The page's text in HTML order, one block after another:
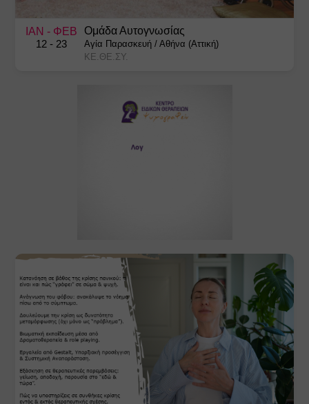
ΙΑΝ - ΦΕΒ
12 - 23
Ομάδα Αυτογνωσίας
Αγία Παρασκευή /Αθήνα (Αττική)
ΚΕ.ΘΕ.ΣΥ.